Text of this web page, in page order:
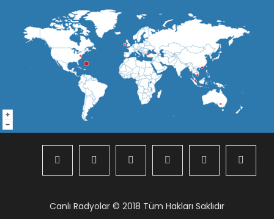
Canlı Radyolar © 2018 Tüm Hakları Saklıdır